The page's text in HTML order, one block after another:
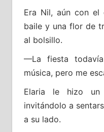
Era Nil, aún con el
baile y una flor de
al bolsillo.
—La fiesta
música, pero me
Elaria le hizo
invitándolo a
a su lado.